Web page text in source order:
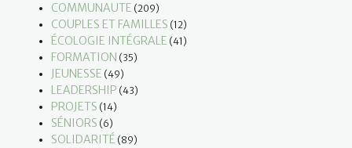
COMMUNAUTE (209)
COUPLES ET FAMILLES (12)
ÉCOLOGIE INTÉGRALE (41)
FORMATION (35)
JEUNESSE (49)
LEADERSHIP (43)
PROJETS (14)
SÉNIORS (6)
SOLIDARITÉ (89)